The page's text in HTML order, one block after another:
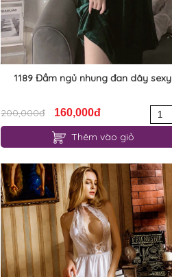
1189 Đầm ngủ nhung đan dây sexy
200,000đ 160,000đ
Thêm vào giỏ